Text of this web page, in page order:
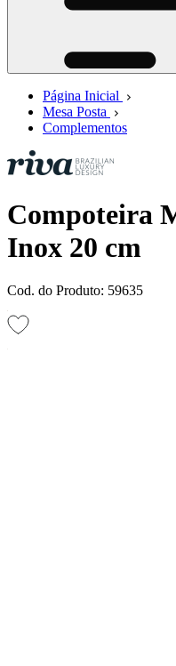
Página Inicial
Mesa Posta
Complementos
Compoteira
Inox 20 cm
Cod. do Produto: 59635